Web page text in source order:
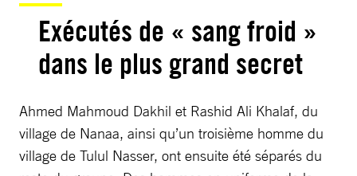
Exécutés de « sang froid »
dans le plus grand secret
Ahmed Mahmoud Dakhil et Rashid Ali Khalaf, du
village de Nanaa, ainsi qu’un troisième homme du
village de Tulul Nasser, ont ensuite été séparés du